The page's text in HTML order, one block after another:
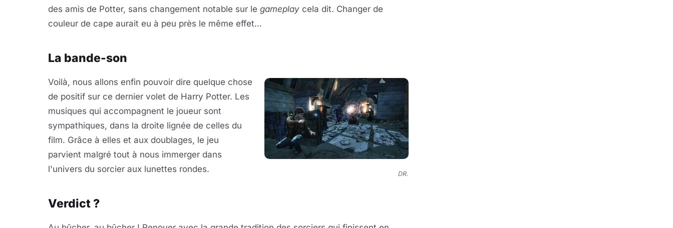
des amis de Potter, sans changement notable sur le gameplay cela dit. Changer de
couleur de cape aurait eu à peu près le même effet...
La bande-son
DR.
Voilà, nous allons enfin pouvoir dire quelque chose
de positif sur ce dernier volet de Harry Potter. Les
musiques qui accompagnent le joueur sont
sympathiques, dans la droite lignée de celles du
film. Grâce à elles et aux doublages, le jeu
parvient malgré tout à nous immerger dans
l'univers du sorcier aux lunettes rondes.
Verdict ?